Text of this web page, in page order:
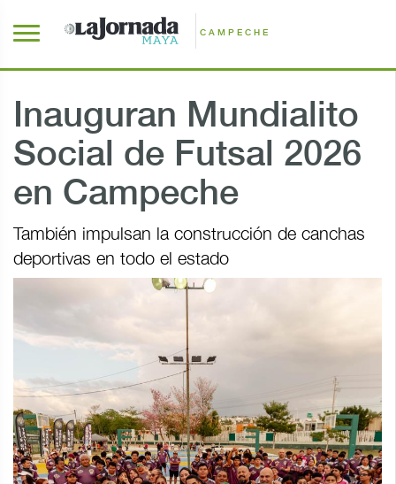
CAMPECHE
Inauguran Mundialito
Social de Futsal 2026
en Campeche
También impulsan la construcción de canchas
deportivas en todo el estado